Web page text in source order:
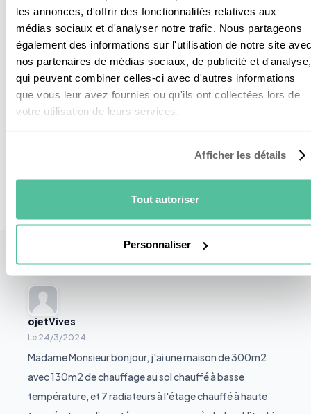
les annonces, d'offrir des fonctionnalités relatives aux
médias sociaux et d'analyser notre trafic. Nous partageons
également des informations sur l'utilisation de notre site
nos partenaires de médias sociaux, de publicité et d'analyse,
qui peuvent combiner celles-ci avec d'autres informations
que vous leur avez fournies ou qu'ils ont collectées lors de
votre utilisation de leurs services.
Afficher les détails
Tout autoriser
Personnaliser
Responsable Technique
Damien bénéficie de plus de 15 ans d'expérience
dans le secteur du photovoltaïque. Il occupe le
poste de Directeur Technique National et supervise
tous les chantiers d'installation de panneaux
solaires pour Nouvel'R Énergie.
ojetVives
Le 24/3/2024
Madame Monsieur bonjour, j'ai une maison de 300m2
avec 130m2 de chauffage au sol chauffé à basse
température, et 7 radiateurs à l'étage chauffé à haute